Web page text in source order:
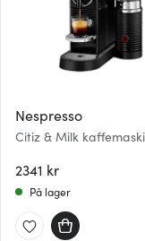
Nespresso
Citiz & Milk
2341 kr
På lager